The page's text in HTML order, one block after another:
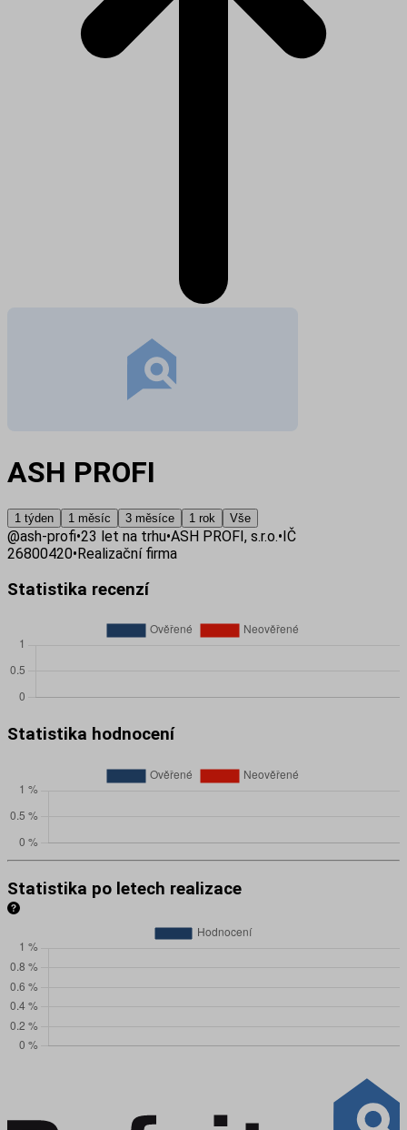
ASH PROFI
1 týden 1 měsíc 3 měsíce 1 rok Vše
@ash-profi•23 let na trhu•ASH PROFI, s.r.o.•IČ
26800420•Realizační firma
Statistika recenzí
Statistika hodnocení
Statistika po letech realizace